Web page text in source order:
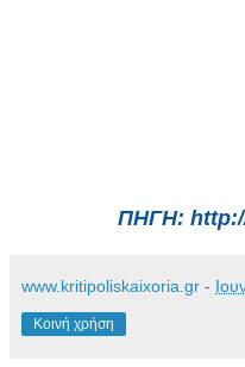
ΠΗΓΗ:
www.kritipoliskaixoria.gr -
Κοινή χρήση